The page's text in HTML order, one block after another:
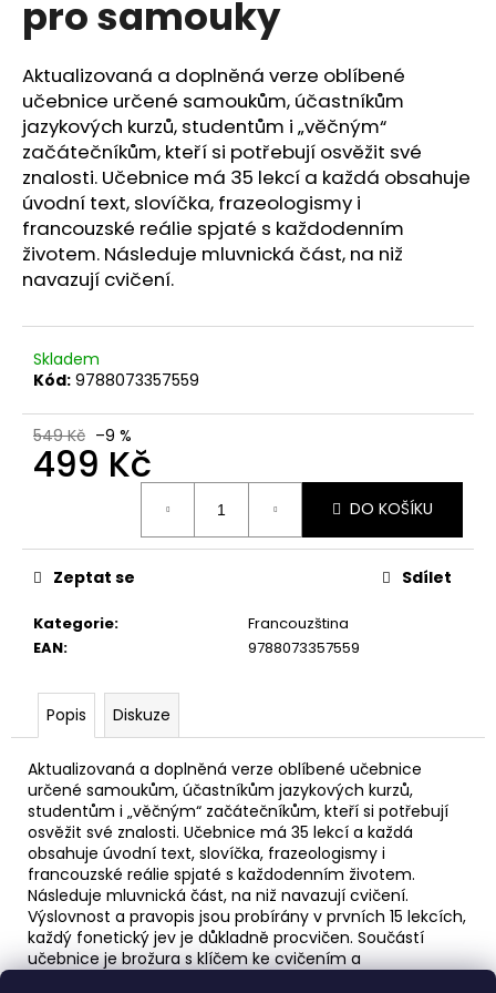
pro samouky
Aktualizovaná a doplněná verze oblíbené
učebnice určené samoukům, účastníkům
jazykových kurzů, studentům i „věčným“
začátečníkům, kteří si potřebují osvěžit své
znalosti. Učebnice má 35 lekcí a každá obsahuje
úvodní text, slovíčka, frazeologismy i
francouzské reálie spjaté s každodenním
životem. Následuje mluvnická část, na niž
navazují cvičení.
Skladem
Kód: 9788073357559
549 Kč –9 %
499 Kč
DO KOŠÍKU
Kategorie:
Francouzština
EAN: 9788073357559
Zeptat se Sdílet
Popis Diskuze
Aktualizovaná a doplněná verze oblíbené učebnice
určené samoukům, účastníkům jazykových kurzů,
studentům i „věčným“ začátečníkům, kteří si potřebují
osvěžit své znalosti. Učebnice má 35 lekcí a každá
obsahuje úvodní text, slovíčka, frazeologismy i
francouzské reálie spjaté s každodenním životem.
Následuje mluvnická část, na niž navazují cvičení.
Výslovnost a pravopis jsou probírány v prvních 15 lekcích,
každý fonetický jev je důkladně procvičen. Součástí
učebnice je brožura s klíčem ke cvičením a
a
í
t
?
HLEDAT
D
o
o
u
j
e
e
NĚMČINA?
JEDNODUŠE
S
CÉDÉČKEM!
149
Kč
Původně:
199
Kč